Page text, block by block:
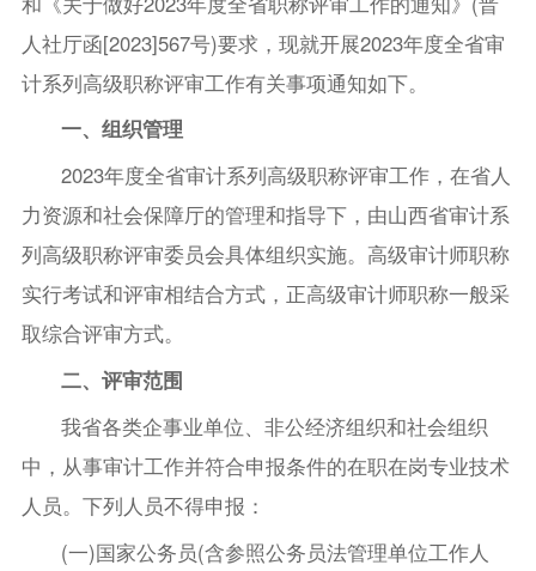
人社厅函[2023]567号)要求，现就开展2023年度全省审
计系列高级职称评审工作有关事项通知如下。
一、组织管理
2023年度全省审计系列高级职称评审工作，在省人
力资源和社会保障厅的管理和指导下，由山西省审计系
列高级职称评审委员会具体组织实施。高级审计师职称
实行考试和评审相结合方式，正高级审计师职称一般采
取综合评审方式。
二、评审范围
我省各类企事业单位、非公经济组织和社会组织
中，从事审计工作并符合申报条件的在职在岗专业技术
人员。下列人员不得申报：
(一)国家公务员(含参照公务员法管理单位工作人